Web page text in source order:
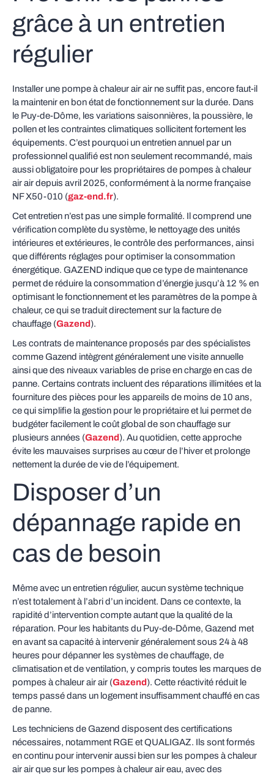
grâce à un entretien
régulier
Installer une pompe à chaleur air air ne suffit pas, encore faut‑il
la maintenir en bon état de fonctionnement sur la durée. Dans
le Puy‑de‑Dôme, les variations saisonnières, la poussière, le
pollen et les contraintes climatiques sollicitent fortement les
équipements. C’est pourquoi un entretien annuel par un
professionnel qualifié est non seulement recommandé, mais
aussi obligatoire pour les propriétaires de pompes à chaleur
air air depuis avril 2025, conformément à la norme française
NF X50‑010 (gaz-end.fr).
Cet entretien n’est pas une simple formalité. Il comprend une
vérification complète du système, le nettoyage des unités
intérieures et extérieures, le contrôle des performances, ainsi
que différents réglages pour optimiser la consommation
énergétique. GAZEND indique que ce type de maintenance
permet de réduire la consommation d’énergie jusqu’à 12 % en
optimisant le fonctionnement et les paramètres de la pompe à
chaleur, ce qui se traduit directement sur la facture de
chauffage (Gazend).
Les contrats de maintenance proposés par des spécialistes
comme Gazend intègrent généralement une visite annuelle
ainsi que des niveaux variables de prise en charge en cas de
panne. Certains contrats incluent des réparations illimitées et la
fourniture des pièces pour les appareils de moins de 10 ans,
ce qui simplifie la gestion pour le propriétaire et lui permet de
budgéter facilement le coût global de son chauffage sur
plusieurs années (Gazend). Au quotidien, cette approche
évite les mauvaises surprises au cœur de l’hiver et prolonge
nettement la durée de vie de l’équipement.
Disposer d’un
dépannage rapide en
cas de besoin
Même avec un entretien régulier, aucun système technique
n’est totalement à l’abri d’un incident. Dans ce contexte, la
rapidité d’intervention compte autant que la qualité de la
réparation. Pour les habitants du Puy‑de‑Dôme, Gazend met
en avant sa capacité à intervenir généralement sous 24 à 48
heures pour dépanner les systèmes de chauffage, de
climatisation et de ventilation, y compris toutes les marques de
pompes à chaleur air air (Gazend). Cette réactivité réduit le
temps passé dans un logement insuffisamment chauffé en cas
de panne.
Les techniciens de Gazend disposent des certifications
nécessaires, notamment RGE et QUALIGAZ. Ils sont formés
en continu pour intervenir aussi bien sur les pompes à chaleur
air air que sur les pompes à chaleur air eau, avec des